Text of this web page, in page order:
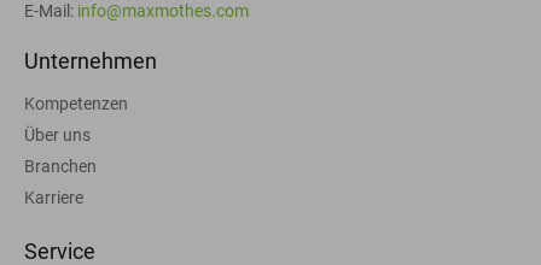
E-Mail: info@maxmothes.com
Unternehmen
Kompetenzen
Über uns
Branchen
Karriere
Service